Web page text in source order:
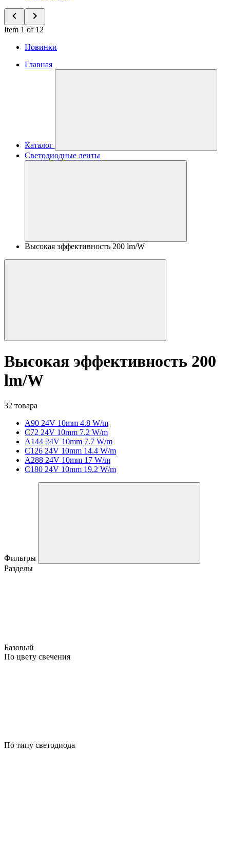
Item 1 of 12
Новинки
Главная
Каталог
Светодиодные ленты
Высокая эффективность 200 lm/W
Высокая эффективность 200
lm/W
32 товара
A90 24V 10mm 4.8 W/m
C72 24V 10mm 7.2 W/m
A144 24V 10mm 7.7 W/m
C126 24V 10mm 14.4 W/m
A288 24V 10mm 17 W/m
C180 24V 10mm 19.2 W/m
Фильтры
Разделы
Базовый
По цвету свечения
По типу светодиода